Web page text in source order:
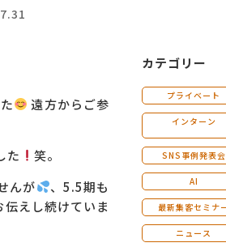
遠方からご参
た
笑。
んが
、5.5期も
えし続けていま
カテゴリー
プライベート
インターン
SNS事例発表会
AI
最新集客セミナ
ニュース